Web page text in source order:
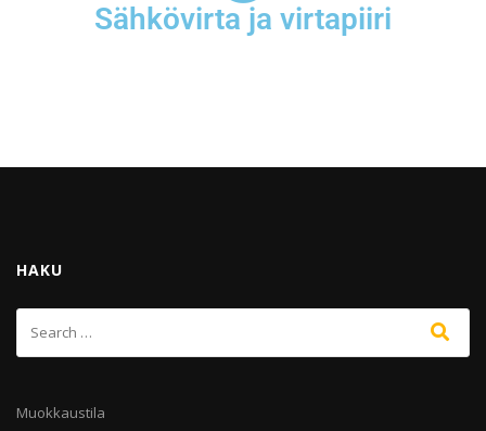
Sähkövirta ja virtapiiri
HAKU
Muokkaustila